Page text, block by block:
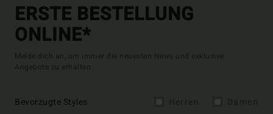
ERSTE BESTELLUNG
ONLINE*
Melde dich an, um immer die neuesten News und exklusive
Angebote zu erhalten.
Bevorzugte Styles